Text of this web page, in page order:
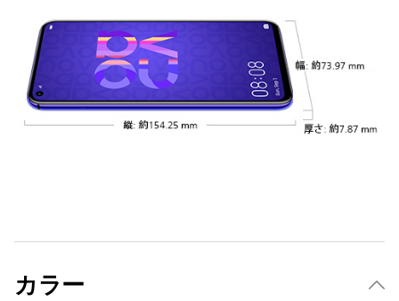
カラー